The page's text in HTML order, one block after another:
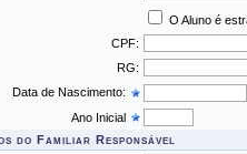
O Aluno é
CPF:
RG:
Data de Nascimento:
Ano Inicial
do Familiar Responsável